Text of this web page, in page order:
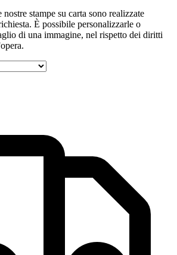
stampe su carta sono realizzate
È possibile personalizzarle o
di una immagine, nel rispetto dei diritti